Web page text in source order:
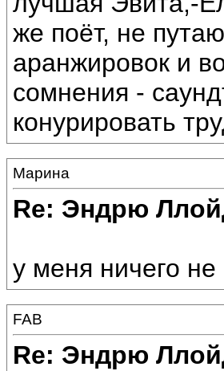
же поёт, не
аранжировок и
сомнения -
конурировать
Марина
Re: Эндрю
у меня ничего
FAB
Re: Эндрю